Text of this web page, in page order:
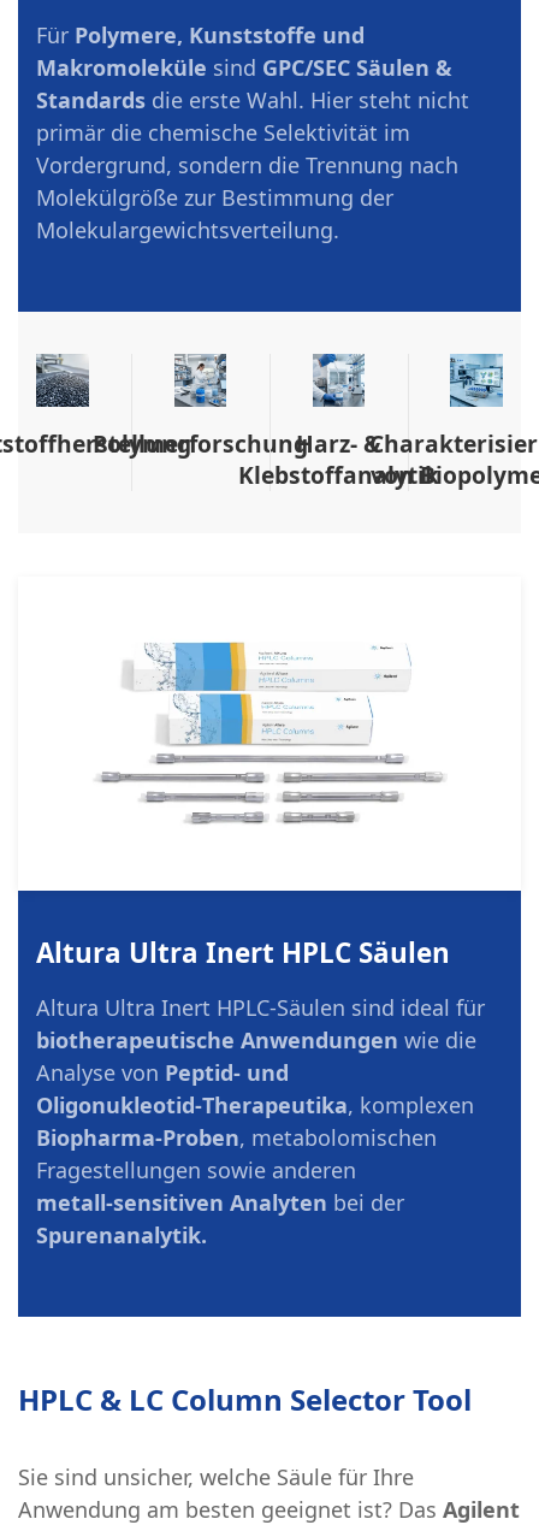
Für Polymere, Kunststoffe und
Makromoleküle sind GPC/SEC Säulen &
Standards die erste Wahl. Hier steht nicht
primär die chemische Selektivität im
Vordergrund, sondern die Trennung nach
Molekülgröße zur Bestimmung der
Molekulargewichtsverteilung.
PolymerforschungHarz- &
Klebstoffanalytik
von
Altura Ultra Inert HPLC Säulen
Altura Ultra Inert HPLC-Säulen sind ideal für
biotherapeutische Anwendungen wie die
Analyse von Peptid- und
Oligonukleotid‑Therapeutika, komplexen
Biopharma‑Proben, metabolomischen
Fragestellungen sowie anderen
metall‑sensitiven Analyten bei der
Spurenanalytik.
HPLC & LC Column Selector Tool
Sie sind unsicher, welche Säule für Ihre
Anwendung am besten geeignet ist? Das Agilent